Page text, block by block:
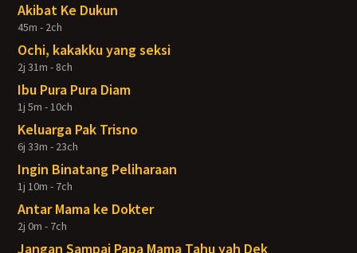
Akibat Ke Dukun
45m - 2ch
Ochi, kakakku yang seksi
2j 31m - 8ch
Ibu Pura Pura Diam
1j 5m - 10ch
Keluarga Pak Trisno
6j 33m - 23ch
Ingin Binatang Peliharaan
1j 10m - 7ch
Antar Mama ke Dokter
2j 0m - 7ch
Jangan Sampai Papa Mama Tahu yah Dek